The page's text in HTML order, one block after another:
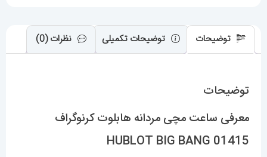
توضیحات توضیحات تکمیلی نظرات (0)
توضیحات
معرفی ساعت مچی مردانه هابلوت کرنوگراف
01415 HUBLOT BIG BANG